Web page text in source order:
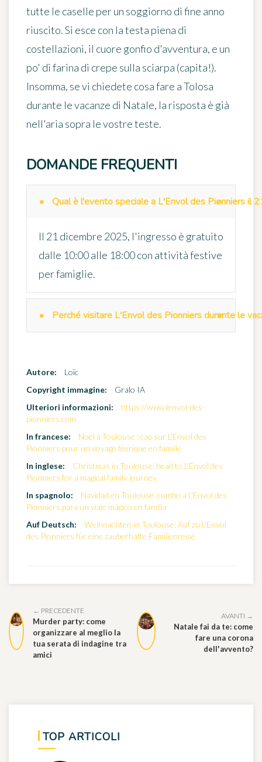
tutte le caselle per un soggiorno di fine anno
riuscito. Si esce con la testa piena di
costellazioni, il cuore gonfio d'avventura, e un
po' di farina di crepe sulla sciarpa (capita!).
Insomma, se vi chiedete cosa fare a Tolosa
durante le vacanze di Natale, la risposta è già
nell'aria sopra le vostre teste.
DOMANDE FREQUENTI
Qual è l'evento speciale a L'Envol des Pionniers il
Il 21 dicembre 2025, l'ingresso è gratuito
dalle 10:00 alle 18:00 con attività festive
per famiglie.
Perché visitare L'Envol des Pionniers durante le
Autore:
Loïc
Copyright immagine:
Gralo IA
Ulteriori informazioni:
https://www.lenvol-des-
pionniers.com
In francese:
Noël à Toulouse : cap sur L'Envol des
Pionniers pour un voyage féerique en famille
In inglese:
Christmas in Toulouse: head to L'Envol des
Pionniers for a magical family journey.
In spagnolo:
Navidad en Toulouse: rumbo a L'Envol des
Pionniers para un viaje mágico en familia
Auf Deutsch:
Weihnachten in Toulouse: Auf zu L'Envol
des Pionniers für eine zauberhafte Familienreise
← PRECEDENTE
Murder party: come
organizzare al meglio la
tua serata di indagine tra
amici
AVANTI →
Natale fai da te: come
fare una corona
dell'avvento?
TOP ARTICOLI